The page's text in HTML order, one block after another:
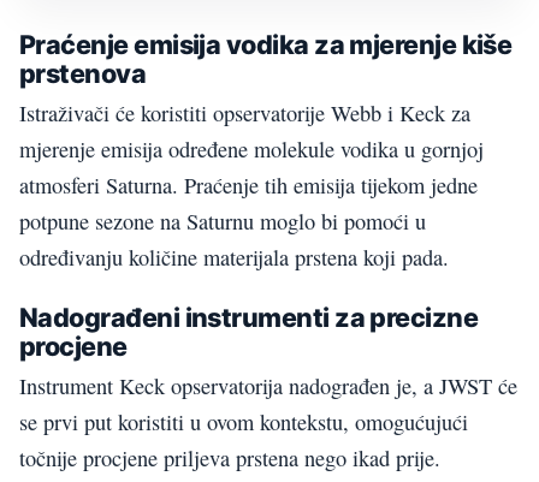
Praćenje emisija vodika za mjerenje kiše
prstenova
Istraživači će koristiti opservatorije Webb i Keck za
mjerenje emisija određene molekule vodika u gornjoj
atmosferi Saturna. Praćenje tih emisija tijekom jedne
potpune sezone na Saturnu moglo bi pomoći u
određivanju količine materijala prstena koji pada.
Nadograđeni instrumenti za precizne
procjene
Instrument Keck opservatorija nadograđen je, a JWST će
se prvi put koristiti u ovom kontekstu, omogućujući
točnije procjene priljeva prstena nego ikad prije.